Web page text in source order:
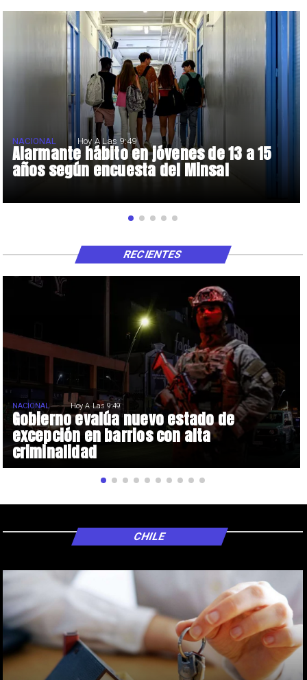
Alarmante hábito en jóvenes de 13 a 15
años según encuesta del Minsal
NACIONAL Hoy A Las 9:49
Gobierno evalúa nuevo estado de
excepción en barrios con alta
criminalidad
NACIONAL Hoy A Las 9:49
RECIENTES
CHILE